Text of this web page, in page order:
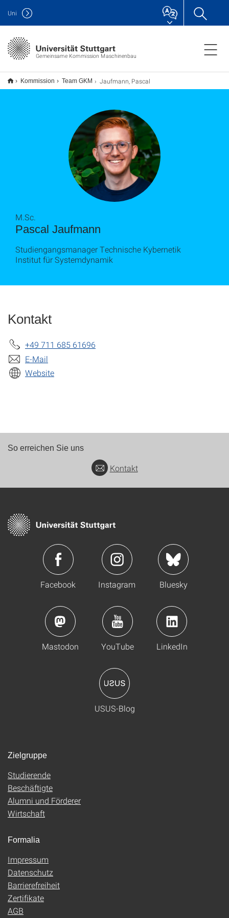
Gemeinsame Kommission Maschinenbau
Uni
Kommission Team GKM Jaufmann, Pascal
Pascal Jaufmann
M.Sc.
Studiengangsmanager Technische Kybernetik
Institut für Systemdynamik
Kontakt
+49 711 685 61696
E-Mail
Website
So erreichen Sie uns
Kontakt
Facebook Instagram Bluesky
Mastodon YouTube LinkedIn
USUS-Blog
Zielgruppe
Studierende
Beschäftigte
Alumni und Förderer
Wirtschaft
Formalia
Impressum
Datenschutz
Barrierefreiheit
Zertifikate
AGB